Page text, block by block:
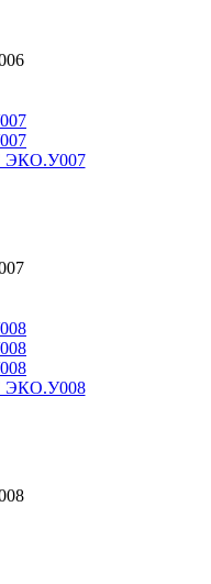
ЭКО.У007
ЭКО.У008